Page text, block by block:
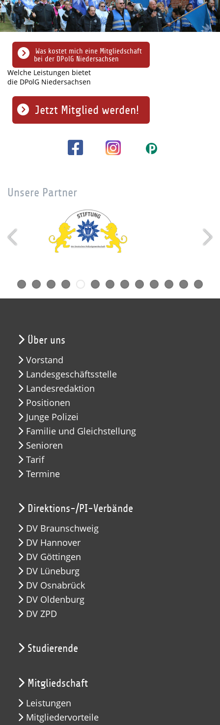
Was kostet mich eine Mitgliedschaft
bei der DPolG Niedersachsen
Welche Leistungen bietet
die DPolG Niedersachsen
Jetzt Mitglied werden!
Unsere Partner
Über uns
Vorstand
Landesgeschäftsstelle
Landesredaktion
Positionen
Junge Polizei
Familie und Gleichstellung
Senioren
Tarif
Termine
Direktions-/PI-Verbände
DV Braunschweig
DV Hannover
DV Göttingen
DV Lüneburg
DV Osnabrück
DV Oldenburg
DV ZPD
Studierende
Mitgliedschaft
Leistungen
Mitgliedervorteile